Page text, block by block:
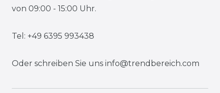
von 09:00 - 15:00 Uhr.
Tel: +49 6395 993438
Oder schreiben Sie uns info@trendbereich.com